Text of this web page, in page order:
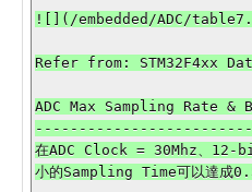
![](/embedded/ADC/
Refer from: STM32F4xx
ADC Max Sampling Rate &
在ADC Clock = 30Mhz、12-
小的Sampling Time可以達成